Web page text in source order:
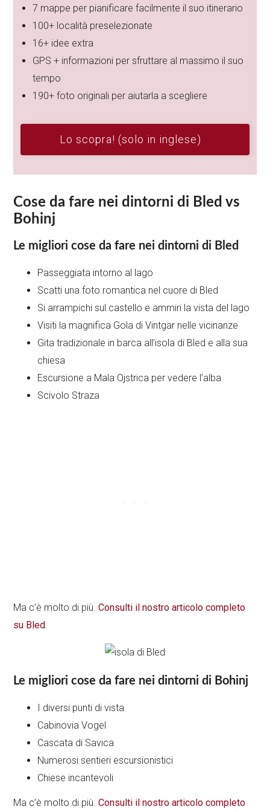
7 mappe per pianificare facilmente il suo itinerario
100+ località preselezionate
16+ idee extra
GPS + informazioni per sfruttare al massimo il suo
tempo
190+ foto originali per aiutarla a scegliere
Lo scopra! (solo in inglese)
Cose da fare nei dintorni di Bled vs
Bohinj
Le migliori cose da fare nei dintorni di Bled
Passeggiata intorno al lago
Scatti una foto romantica nel cuore di Bled
Si arrampichi sul castello e ammiri la vista del lago
Visiti la magnifica Gola di Vintgar nelle vicinanze
Gita tradizionale in barca all’isola di Bled e alla sua
chiesa
Escursione a Mala Ojstrica per vedere l’alba
Scivolo Straza
Ma c’è molto di più.Consulti il nostro articolo completo
su Bled.
Le migliori cose da fare nei dintorni di Bohinj
I diversi punti di vista
Cabinovia Vogel
Cascata di Savica
Numerosi sentieri escursionistici
Chiese incantevoli
Ma c’è molto di più.Consulti il nostro articolo completo